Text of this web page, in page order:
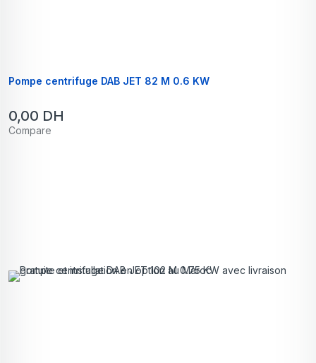
Pompe centrifuge DAB JET 82 M 0.6 KW
0,00 DH
Compare